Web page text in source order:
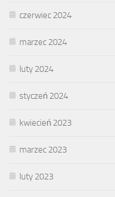
czerwiec 2024
marzec 2024
luty 2024
styczeń 2024
kwiecień 2023
marzec 2023
luty 2023